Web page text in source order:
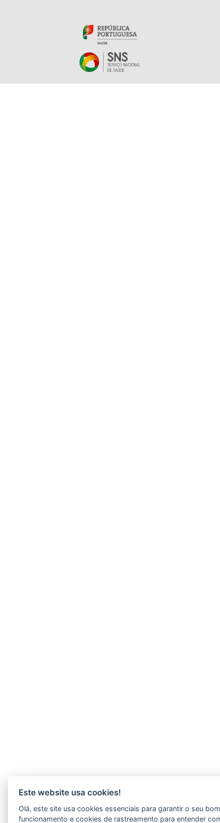
Este website usa cookies!
Olá, este site usa cookies essenciais para garantir o seu
funcionamento e cookies de rastreamento para entender